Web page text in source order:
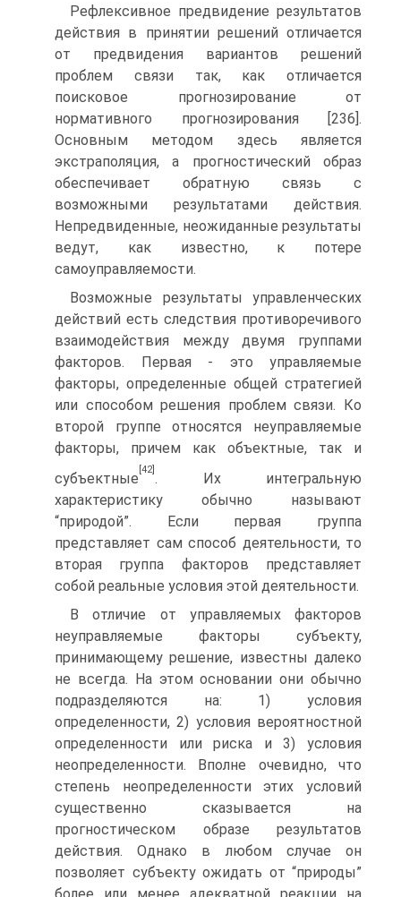
Рефлексивное предвидение результатов
действия в принятии реше­ний отличается
от предвидения вариантов решений
проблем связи так, как отличается
поисковое прогнозирование от
нормативного прогнозирования [236].
Основным методом здесь является
экстраполяция, а прогностический образ
обеспечивает обратную связь с
возможными результатами действия.
Непредвиденные, неожиданные результаты
ведут, как известно, к потере
самоуправляемости.
Возможные результаты управленческих
действий есть следствия проти­воречивого
взаимодействия между двумя группами
факторов. Первая - это управляемые
факторы, определенные общей стратегией
или способом ре­шения проблем связи. Ко
второй группе относятся неуправляемые
факторы, причем как объектные, так и
субъектные
[42]
. Их интегральную
характеристи­ку обычно называют
“природой”. Если первая группа
представляет сам спо­соб деятельности, то
вторая группа факторов представляет
собой реальные условия этой деятельности.
В отличие от управляемых факторов
неуправляемые факторы субъекту,
принимающему решение, известны далеко
не всегда. На этом основании они обычно
подразделяются на: 1) условия
определенности, 2) условия ве­роятностной
определенности или риска и 3) условия
неопределенности. Вполне очевидно, что
степень неопределенности этих условий
существенно сказывается на
прогностическом образе результатов
действия. Однако в любом случае он
позволяет субъекту ожидать от “природы”
более или ме­нее адекватной реакции на